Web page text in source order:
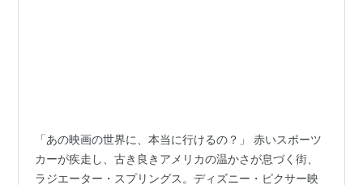
「あの映画の世界に、本当に行けるの？」 赤いスポーツ
カーが疾走し、古き良きアメリカの温かさが息づく街、
ラジエーター・スプリングス。ディズニー・ピクサー映